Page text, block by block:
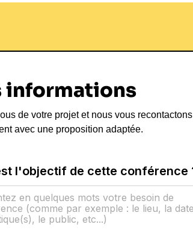
informations
de votre projet et nous vous recontactons
avec une proposition adaptée.